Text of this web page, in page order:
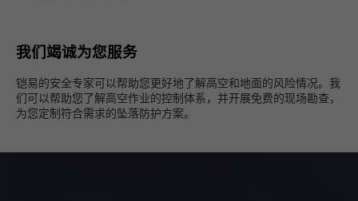
我们竭诚为您服务
铠易的安全专家可以帮助您更好地了解高空和地面的风险情况。我
们可以帮助您了解高空作业的控制体系，并开展免费的现场勘查，
为您定制符合需求的坠落防护方案。